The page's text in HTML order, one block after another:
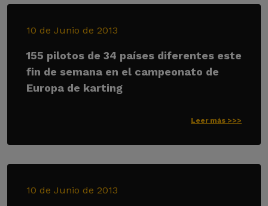
10 de Junio de 2013
155 pilotos de 34 países diferentes este
fin de semana en el campeonato de
Europa de karting
Leer más >>>
10 de Junio de 2013